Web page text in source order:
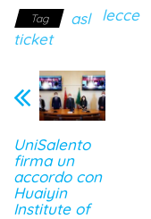
Tag asl lecce
ticket
UniSalento
firma un
accordo con
Huaiyin
Institute of